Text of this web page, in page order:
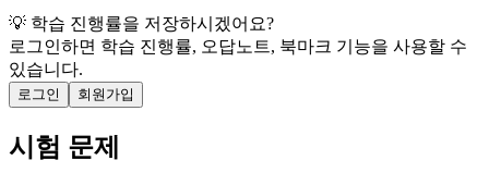
💡 학습 진행률을 저장하시겠어요?
로그인하면 학습 진행률, 오답노트, 북마크 기능을 사용할 수
있습니다.
로그인 회원가입
시험 문제